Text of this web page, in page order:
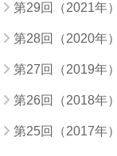
第29回（2021年）
第28回（2020年）
第27回（2019年）
第26回（2018年）
第25回（2017年）